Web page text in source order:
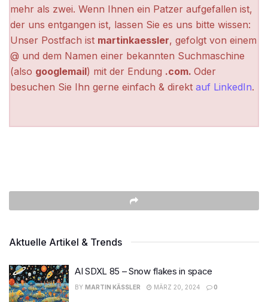
mehr als zwei. Wenn Ihnen ein Patzer aufgefallen ist,
der uns entgangen ist, lassen Sie es uns bitte wissen:
Unser Postfach ist martinkaessler, gefolgt von einem
@ und dem Namen einer bekannten Suchmaschine
(also googlemail) mit der Endung .com. Oder
besuchen Sie Ihn gerne einfach & direkt auf LinkedIn.
Aktuelle Artikel & Trends
AI SDXL 85 – Snow flakes in space
BY MARTIN KÄSSLER MÄRZ 20, 2024 0